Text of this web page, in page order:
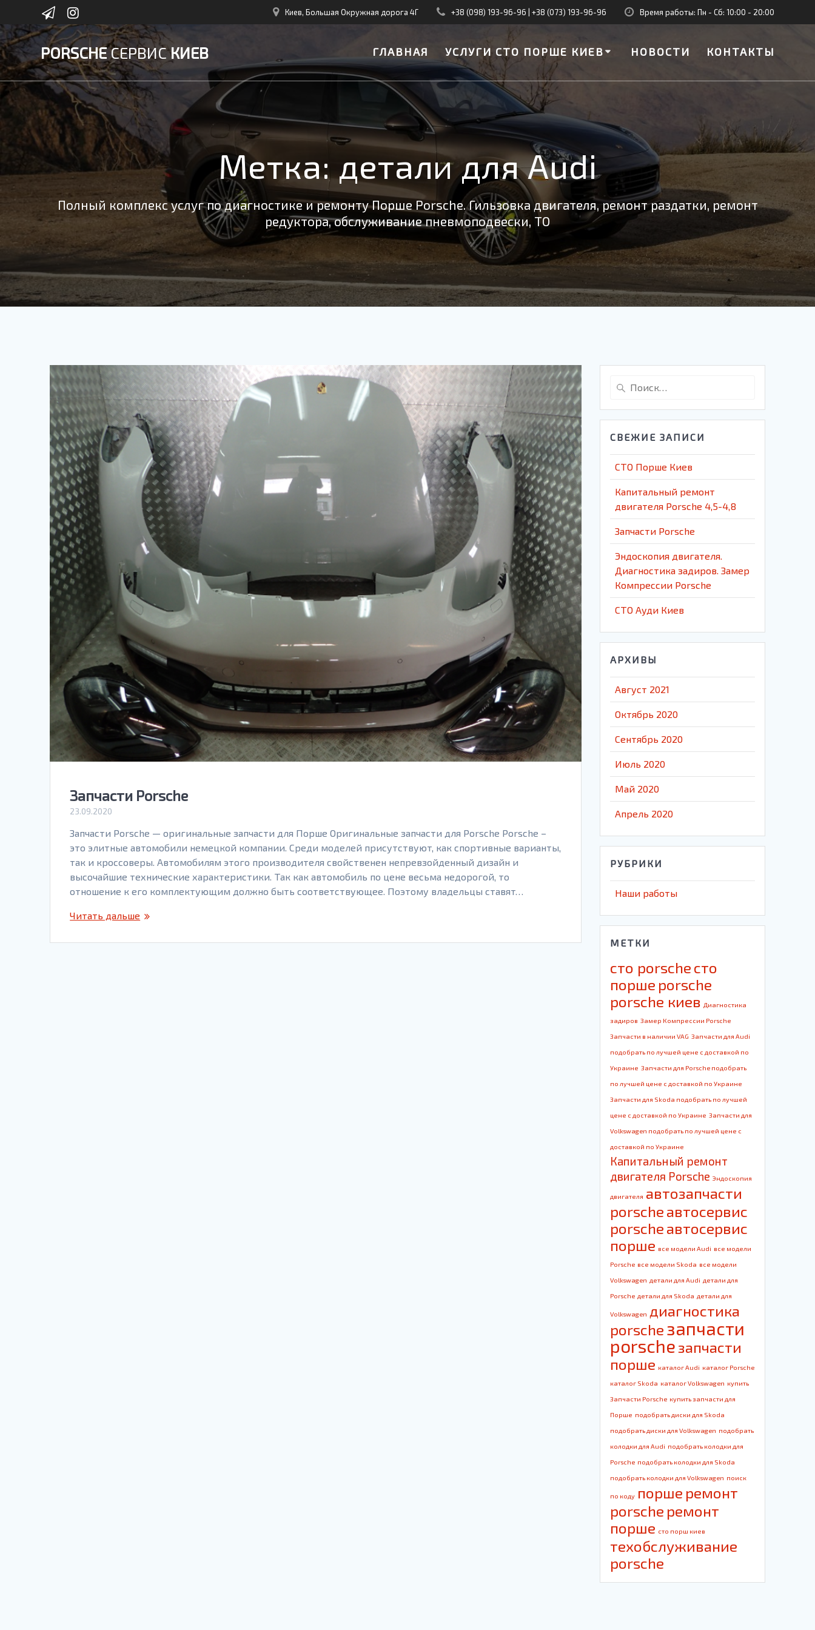
content
Киев, Большая Окружная дорога 4Г +38 (098) 193-96-96 +38 (073) 193-96-96 Время работы: Пн - Сб: 10:00 - 20:00
PORSCHEСЕРВИСКИЕВ ГЛАВНАЯ УСЛУГИ СТО ПОРШЕ КИЕВ НОВОСТИ КОНТАКТЫ
Метка: детали для Audi
Полный комплекс услуг по диагностике и ремонту Порше Porsche. Гильзовка двигателя, ремонт раздатки, ремонт
редуктора, обслуживание пневмоподвески, ТО
Запчасти Porsche
23.09.2020
Запчасти Porsche — оригинальные запчасти для Порше Оригинальные запчасти для Porsche Porsche –
это элитные автомобили немецкой компании. Среди моделей присутствуют, как спортивные варианты,
так и кроссоверы. Автомобилям этого производителя свойственен непревзойденный дизайн и
высочайшие технические характеристики. Так как автомобиль по цене весьма недорогой, то
отношение к его комплектующим должно быть соответствующее. Поэтому владельцы ставят…
Читать дальше
Найти:
СВЕЖИЕ ЗАПИСИ
СТО Порше Киев
Капитальный ремонт
двигателя Porsche 4,5-4,8
Запчасти Porsche
Эндоскопия двигателя.
Диагностика задиров. Замер
Компрессии Porsche
СТО Ауди Киев
АРХИВЫ
Август 2021
Октябрь 2020
Сентябрь 2020
Июль 2020
Май 2020
Апрель 2020
РУБРИКИ
Наши работы
МЕТКИ
cто porsche cто
порше porsche
porsche киев Диагностика
задиров Замер Компрессии Porsche
Запчасти в наличии VAG Запчасти для Audi
подобрать по лучшей цене с доставкой по
Украине Запчасти для Porsche подобрать
по лучшей цене с доставкой по Украине
Запчасти для Skoda подобрать по лучшей
цене с доставкой по Украине Запчасти для
Volkswagen подобрать по лучшей цене с
доставкой по Украине
Капитальный ремонт
двигателя Porsche Эндоскопия
двигателя автозапчасти
porsche автосервис
porsche автосервис
порше все модели Audi все модели
Porsche все модели Skoda все модели
Volkswagen детали для Audi детали для
Porsche детали для Skoda детали для
Volkswagen диагностика
porsche запчасти
porsche запчасти
порше каталог Audi каталог Porsche
каталог Skoda каталог Volkswagen купить
Запчасти Porsche купить запчасти для
Порше подобрать диски для Skoda
подобрать диски для Volkswagen подобрать
колодки для Audi подобрать колодки для
Porsche подобрать колодки для Skoda
подобрать колодки для Volkswagen поиск
по коду порше ремонт
porsche ремонт
порше сто порш киев
техобслуживание
porsche